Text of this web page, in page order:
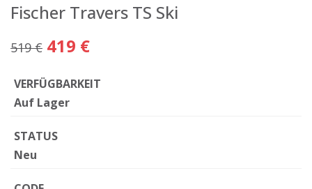
Fischer Travers TS Ski
519 € 419 €
VERFÜGBARKEIT
Auf Lager
STATUS
Neu